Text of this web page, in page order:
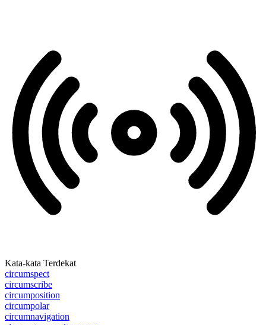
Kata-kata Terdekat
circumspect
circumscribe
circumposition
circumpolar
circumnavigation